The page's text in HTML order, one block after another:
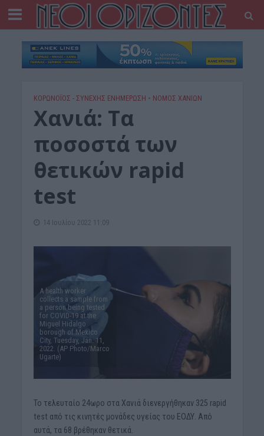
ΚΟΡΩΝΟΪΟΣ - ΣΥΝΕΧΗΣ ΕΝΗΜΕΡΩΣΗ • ΝΟΜΌΣ ΧΑΝΊΩΝ
Χανιά: Τα
ποσοστά των
θετικών rapid
test
14 Ιουλίου 2022 11:09
A health worker
collects a sample from
a person being tested
for COVID-19 at the
Miguel Hidalgo
borough of Mexico
City, Tuesday, Jan. 11,
2022. (AP Photo/Marco
Ugarte)
Το τελευταίο 24ωρο στα Χανιά διενεργήθηκαν 325 rapid
test από τις κινητές μονάδες υγείας του ΕΟΔΥ. Από
αυτά, τα 68 βρέθηκαν θετικά.